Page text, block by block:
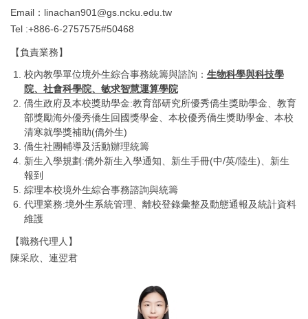
Email：linachan901@gs.ncku.edu.tw
Tel :+886-6-2757575#50468
【負責業務】
校內教學單位境外生綜合事務統籌與諮詢： 生物科學與科技學
院、社會科學院、敏求智慧運算學院
僑生政府及本校獎助學金:教育部研究所優秀僑生獎助學金、教育
部獎勵海外優秀僑生回國獎學金、本校優秀僑生獎助學金、本校
清寒就學獎補助(僑外生)
僑生社團輔導及活動辦理統籌
新生入學規劃:僑外新生入學通知、新生手冊(中/英/陸生)、新生
報到
綜理本校境外生綜合事務諮詢與統籌
代理業務:境外生系統管理、離校登錄彙整及動態通報及統計資料
維護
【職務代理人】
陳采欣、連翌君